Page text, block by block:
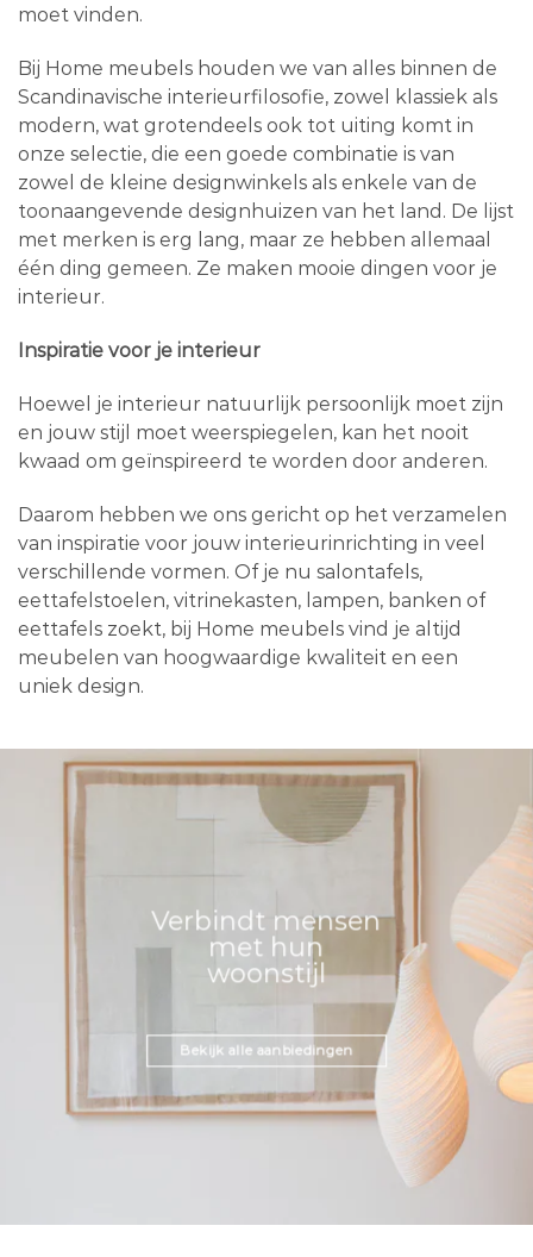
moet vinden.
Bij Home meubels houden we van alles binnen de
Scandinavische interieurfilosofie, zowel klassiek als
modern, wat grotendeels ook tot uiting komt in
onze selectie, die een goede combinatie is van
zowel de kleine designwinkels als enkele van de
toonaangevende designhuizen van het land. De lijst
met merken is erg lang, maar ze hebben allemaal
één ding gemeen. Ze maken mooie dingen voor je
interieur.
Inspiratie voor je interieur
Hoewel je interieur natuurlijk persoonlijk moet zijn
en jouw stijl moet weerspiegelen, kan het nooit
kwaad om geïnspireerd te worden door anderen.
Daarom hebben we ons gericht op het verzamelen
van inspiratie voor jouw interieurinrichting in veel
verschillende vormen. Of je nu salontafels,
eettafelstoelen, vitrinekasten, lampen, banken of
eettafels zoekt, bij Home meubels vind je altijd
meubelen van hoogwaardige kwaliteit en een
uniek design.
Verbindt mensen
met hun
woonstijl
Bekijk alle aanbiedingen